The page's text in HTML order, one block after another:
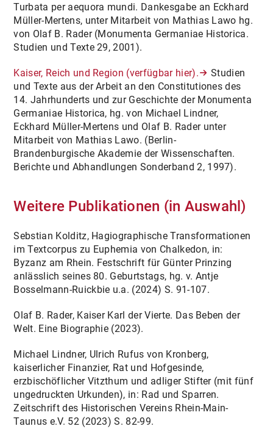
Turbata per aequora mundi. Dankesgabe an Eckhard
Müller-Mertens, unter Mitarbeit von Mathias Lawo hg.
von Olaf B. Rader (Monumenta Germaniae Historica.
Studien und Texte 29, 2001).
Kaiser, Reich und Region (verfügbar hier).
Studien
und Texte aus der Arbeit an den Constitutiones des
14. Jahrhunderts und zur Geschichte der Monumenta
Germaniae Historica, hg. von Michael Lindner,
Eckhard Müller-Mertens und Olaf B. Rader unter
Mitarbeit von Mathias Lawo. (Berlin-
Brandenburgische Akademie der Wissenschaften.
Berichte und Abhandlungen Sonderband 2, 1997).
Weitere Publikationen (in Auswahl)
Sebstian Kolditz, Hagiographische Transformationen
im Textcorpus zu Euphemia von Chalkedon, in:
Byzanz am Rhein. Festschrift für Günter Prinzing
anlässlich seines 80. Geburtstags, hg. v. Antje
Bosselmann-Ruickbie u.a. (2024) S. 91-107.
Olaf B. Rader, Kaiser Karl der Vierte. Das Beben der
Welt. Eine Biographie (2023).
Michael Lindner, Ulrich Rufus von Kronberg,
kaiserlicher Finanzier, Rat und Hofgesinde,
erzbischöflicher Vitzthum und adliger Stifter (mit fünf
ungedruckten Urkunden), in: Rad und Sparren.
Zeitschrift des Historischen Vereins Rhein-Main-
Taunus e.V. 52 (2023) S. 82-99.